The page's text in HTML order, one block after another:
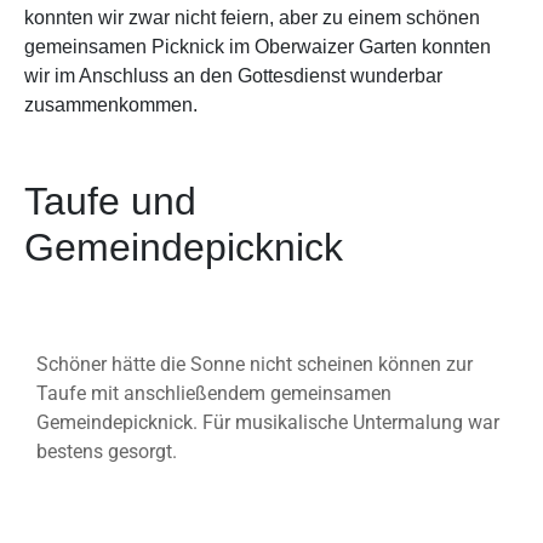
konnten wir zwar nicht feiern, aber zu einem schönen
gemeinsamen Picknick im Oberwaizer Garten konnten
wir im Anschluss an den Gottesdienst wunderbar
zusammenkommen.
Taufe und
Gemeindepicknick
Schöner hätte die Sonne nicht scheinen können zur
Taufe mit anschließendem gemeinsamen
Gemeindepicknick. Für musikalische Untermalung war
bestens gesorgt.